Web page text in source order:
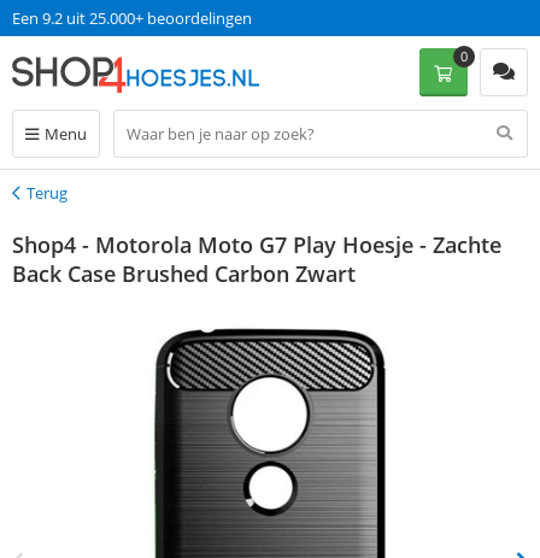
Een 9.2 uit 25.000+ beoordelingen
Menu
0
Terug
Terug
Shop4 - Motorola Moto G7 Play Hoesje - Zachte
Back Case Brushed Carbon Zwart